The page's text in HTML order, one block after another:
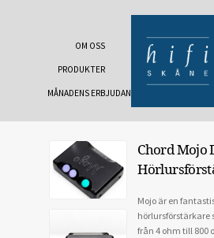
OM OSS
PRODUKTER
MÅNADENS ERBJUDANDE
Chord Mojo
Mojo är en
hörlursförstärkare
från 4 ohm till 800